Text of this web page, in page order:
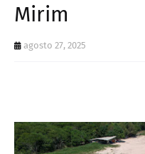
Mirim
agosto 27, 2025